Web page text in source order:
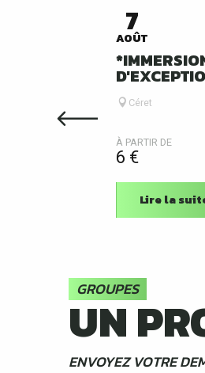
7
AOÛT
Céret
À PARTIR DE
6 €
Lire la
GROUPES
UN
ENVOYEZ VOTRE